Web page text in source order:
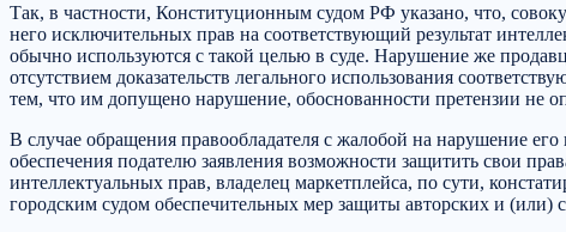
Так, в частности, Конституционным судом РФ указано, что,
него исключительных прав на соответствующий результат
обычно используются с такой целью в суде. Нарушение же
отсутствием доказательств легального использования
тем, что им допущено нарушение, обоснованности претензии не
В случае обращения правообладателя с жалобой на нарушение
обеспечения подателю заявления возможности защитить свои
интеллектуальных прав, владелец маркетплейса, по сути,
городским судом обеспечительных мер защиты авторских и